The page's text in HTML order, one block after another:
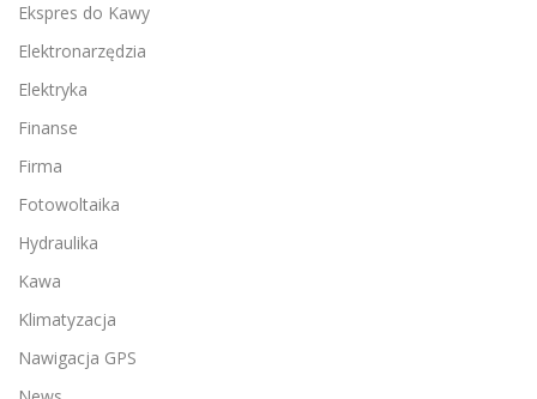
Ekspres do Kawy
Elektronarzędzia
Elektryka
Finanse
Firma
Fotowoltaika
Hydraulika
Kawa
Klimatyzacja
Nawigacja GPS